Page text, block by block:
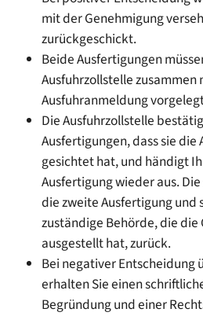
mit der Genehmigung
zurückgeschickt.
Beide Ausfertigungen
Ausfuhrzollstelle zusammen
Ausfuhranmeldung
Die Ausfuhrzollstelle
Ausfertigungen, dass sie
gesichtet hat, und händigt
Ausfertigung wieder aus.
die zweite Ausfertigung und
zuständige Behörde, die die
ausgestellt hat, zurück.
Bei negativer Entscheidung
erhalten Sie einen
Begründung und einer